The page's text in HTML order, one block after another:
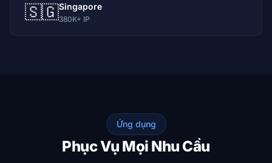
🇸🇬Singapore
380K+ IP
Ứng dụng
Phục Vụ Mọi Nhu Cầu